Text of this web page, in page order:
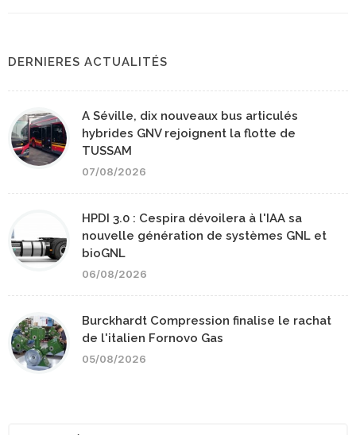
DERNIERES ACTUALITÉS
A Séville, dix nouveaux bus articulés
hybrides GNV rejoignent la flotte de
TUSSAM
07/08/2026
HPDI 3.0 : Cespira dévoilera à l'IAA sa
nouvelle génération de systèmes GNL et
bioGNL
06/08/2026
Burckhardt Compression finalise le rachat
de l'italien Fornovo Gas
05/08/2026